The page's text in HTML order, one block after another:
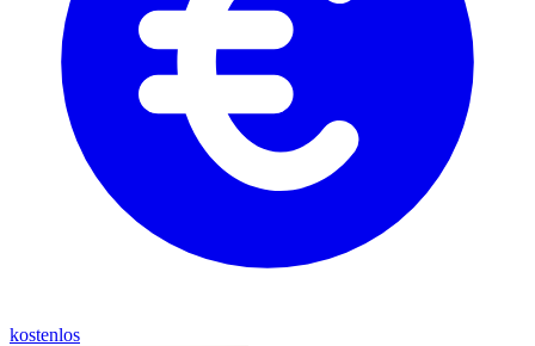
kostenlos